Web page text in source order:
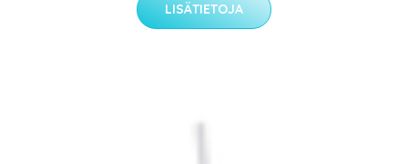
LISÄTIETOJA